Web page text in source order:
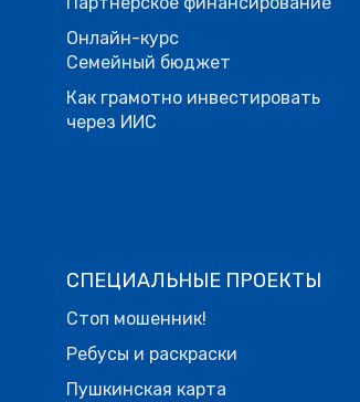
Онлайн-курс
Семейный бюджет
Как грамотно инвестировать
через ИИС
СПЕЦИАЛЬНЫЕ ПРОЕКТЫ
Стоп мошенник!
Ребусы и раскраски
Пушкинская карта